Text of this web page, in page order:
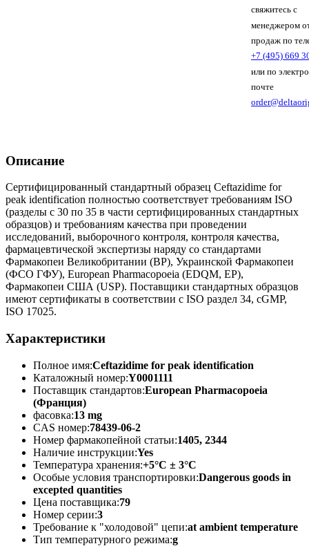
свяжитесь с
менеджером
продаж по
+7 (495) 669
или по
почте
Описание
Сертифицированный стандартный образец Ceftazidime for
peak identification полностью соответствует требованиям ISO
(разделы с 30 по 35 в части сертифицированных стандартных
образцов) и требованиям качества при проведении
исследований, выборочного контроля, контроля качества,
фармацевтической экспертизы наряду со стандартами
Фармакопеи Великобритании (BP), Украинской Фармакопеи
(ФСО ГФУ), European Pharmacopoeia (EDQM, EP),
Фармакопеи США (USP). Поставщики стандартных образцов
имеют сертификаты в соответствии с ISO раздел 34, cGMP,
ISO 17025.
Характеристики
Полное имя:Ceftazidime for peak identification
Каталожный номер:Y0001111
Поставщик стандартов:European Pharmacopoeia
(Франция)
фасовка:13 mg
CAS номер:78439-06-2
Номер фармакопейной статьи:1405, 2344
Наличие инструкции:Yes
Температура хранения:+5°C ± 3°C
Особые условия транспортировки:Dangerous goods in
excepted quantities
Цена поставщика:79
Номер серии:3
Требование к "холодовой" цепи:at ambient temperature
Тип температурного режима:g